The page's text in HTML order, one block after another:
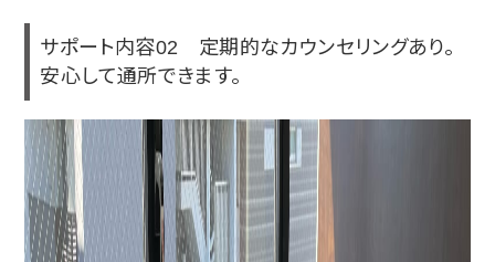
サポート内容02 定期的なカウンセリングあり。
安心して通所できます。